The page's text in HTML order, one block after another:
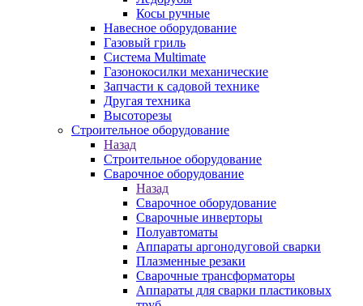
Косы ручные
Навесное оборудование
Газовый гриль
Система Multimate
Газонокосилки механические
Запчасти к садовой технике
Другая техника
Высоторезы
Строительное оборудование
Назад
Строительное оборудование
Сварочное оборудование
Назад
Сварочное оборудование
Сварочные инверторы
Полуавтоматы
Аппараты аргонодуговой сварки
Плазменные резаки
Сварочные трансформаторы
Аппараты для сварки пластиковых